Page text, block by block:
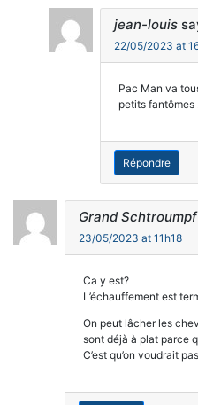
jean-louis
22/05/2023 at
Pac Man va
petits fantômes
Répondre
Grand Schtroumpf
23/05/2023 at 11h18
Ca y est?
L’échauffement est
On peut lâcher les
sont déjà à plat parce
C’est qu’on voudrait